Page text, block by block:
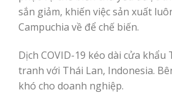
sắn giảm, khiến việc sản xuất
Campuchia về để chế biến.
Dịch COVID-19 kéo dài cửa
tranh với Thái Lan, Indonesia.
khó cho doanh nghiệp.